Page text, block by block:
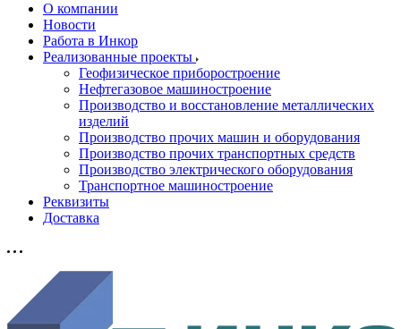
О компании
Новости
Работа в Инкор
Реализованные проекты
Геофизическое приборостроение
Нефтегазовое машиностроение
Производство и восстановление металлических
изделий
Производство прочих машин и оборудования
Производство прочих транспортных средств
Производство электрического оборудования
Транспортное машиностроение
Реквизиты
Доставка